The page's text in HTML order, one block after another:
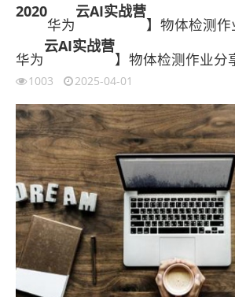
2020
华为
云AI实战营
】物体检测
华为
云AI实战营
】物体检测作业分
1003 2025-04-01